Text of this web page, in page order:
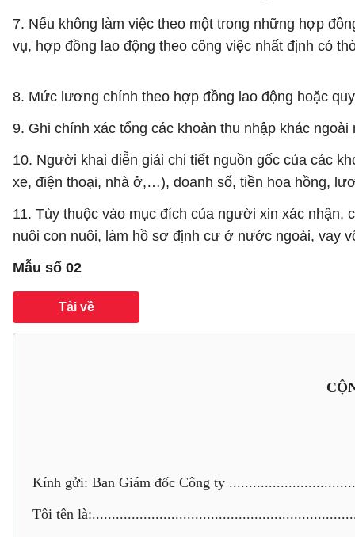
7. Nếu không làm việc theo một trong những hợp
vụ, hợp đồng lao động theo công việc nhất định có
8. Mức lương chính theo hợp đồng lao động hoặc
9. Ghi chính xác tổng các khoản thu nhập khác
10. Người khai diễn giải chi tiết nguồn gốc của các
xe, điện thoại, nhà ở,…), doanh số, tiền hoa hồng,
11. Tùy thuộc vào mục đích của người xin xác
nuôi con nuôi, làm hồ sơ định cư ở nước ngoài, vay
Mẫu số 02
Tải về
Kính gửi: Ban Giám đốc Công ty
Tôi tên